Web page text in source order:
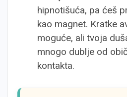
hipnotišuća, pa ćeš
kao magnet. Kratke
moguće, ali tvoja
mnogo dublje od
kontakta.